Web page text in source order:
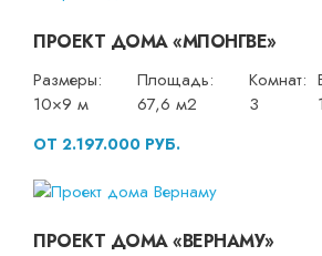
ПРОЕКТ ДОМА «МПОНГВЕ»
Размеры:
10×9 м
Площадь:
67,6 м2
Комнат:
3
1
ОТ 2.197.000 РУБ.
ПРОЕКТ ДОМА «ВЕРНАМУ»